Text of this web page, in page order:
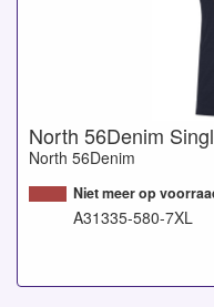
North 56Denim
North 56Denim
Niet meer op
A31335-580-7XL